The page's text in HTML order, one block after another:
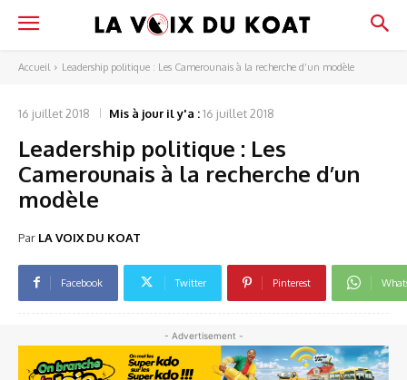
Accueil Leadership politique : Les Camerounais à la recherche d’un modèle
16 juillet 2018 Mis à jour il y'a :16 juillet 2018
Leadership politique : Les
Camerounais à la recherche d’un
modèle
Par LA VOIX DU KOAT
Facebook Twitter Pinterest
- Advertisement -